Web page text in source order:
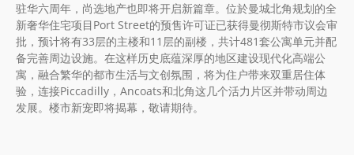
驻华六周年，尚选地产也即将开启新篇章。位於曼城北角规划的全
新奢华住宅项目Port Street的预售许可证已获得曼彻斯特市议会审
批，预计将有33层的主楼和11层的副楼，共计481套公寓单元并配
备完善周边设施。在这样历史底蕴深厚的地区建设现代化高端公
寓，融合繁华的都市生活与文创氛围，将为住户带来双重居住体
验，连接Piccadilly，Ancoats和北角这几个活力片区并带动周边
发展。楼市新宠即将揭幕，敬请期待。